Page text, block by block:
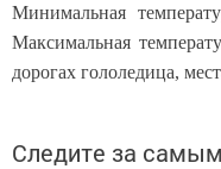
Минимальная
Максимальная
дорогах гололедица,
Следите за